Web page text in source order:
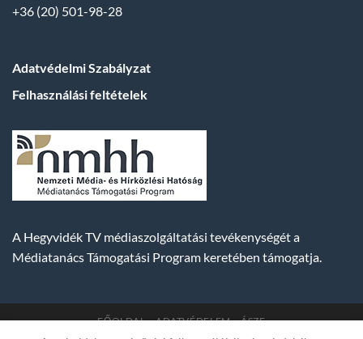
+36 (20) 501-98-28
Adatvédelmi Szabályzat
Felhasználási feltételek
A Hegyvidék TV médiaszolgáltatási tevékenységét a
Médiatanács Támogatási Program keretében támogatja.
FŐOLDAL ADATVÉDELEM ÁSZF